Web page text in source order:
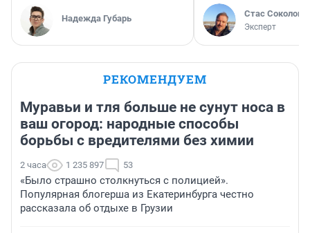
Надежда Губарь Стас Соколов
Эксперт
РЕКОМЕНДУЕМ
Муравьи и тля больше не сунут носа в
ваш огород: народные способы
борьбы с вредителями без химии
2 часа 1 235 897 53
«Было страшно столкнуться с полицией».
Популярная блогерша из Екатеринбурга честно
рассказала об отдыхе в Грузии